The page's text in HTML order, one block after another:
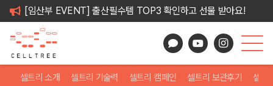
[임산부 EVENT] 출산필수템 TOP3 확인하고 선물 받아요!
셀트리 소개 셀트리 기술력 셀트리 캠페인 셀트리 보관후기 셀트